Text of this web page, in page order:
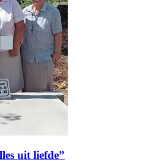
uit liefde”